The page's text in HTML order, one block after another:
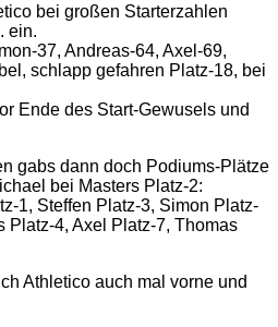
bei großen Starterzahlen
ein.
37, Andreas-64, Axel-69,
schlapp gefahren Platz-18, bei
Ende des Start-Gewusels und
gabs dann doch Podiums-Plätze
bei Masters Platz-2:
1, Steffen Platz-3, Simon Platz-
Platz-4, Axel Platz-7, Thomas
Athletico auch mal vorne und